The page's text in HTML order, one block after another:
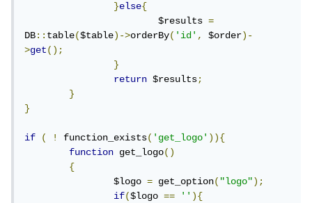
}else{
			$results
=
DB::table($table)->orderBy('id', $order)-
>get();
}
return $results;
}
}
if ( ! function_exists('get_logo')){
function get_logo()
{
		$logo
= get_option("logo");
if($logo == ''){